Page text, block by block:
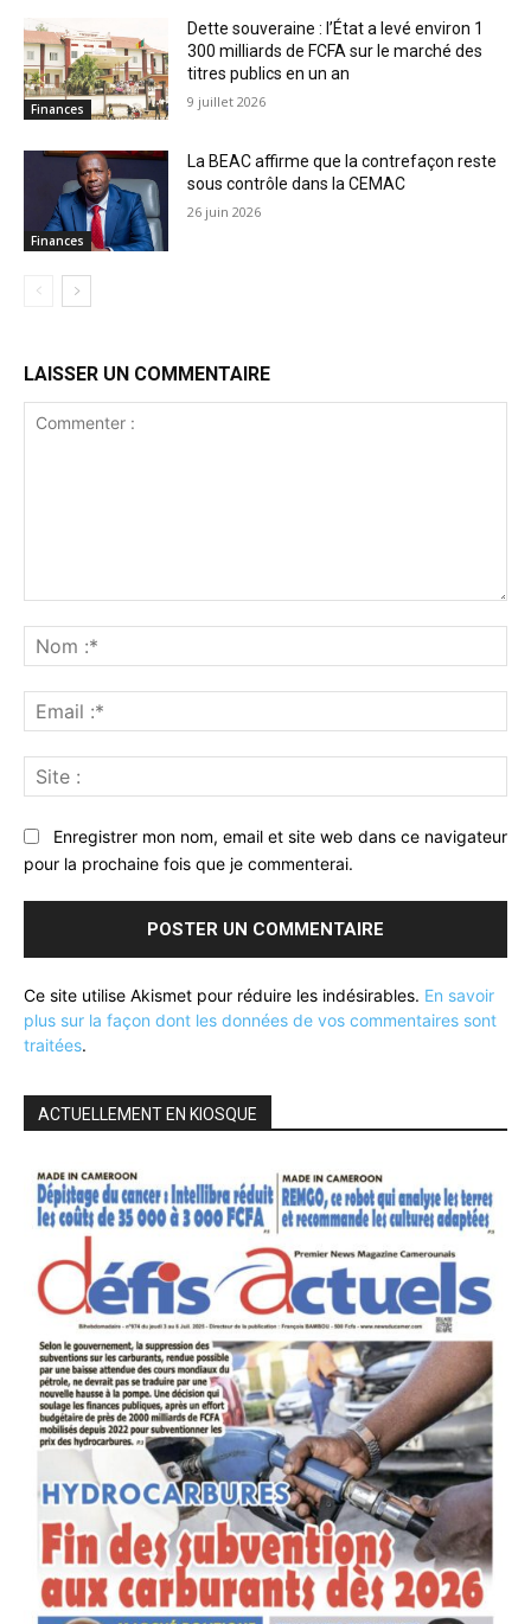
Finances
Dette souveraine : l’État a levé environ 1
300 milliards de FCFA sur le marché des
titres publics en un an
9 juillet 2026
Finances
La BEAC affirme que la contrefaçon reste
sous contrôle dans la CEMAC
26 juin 2026
LAISSER UN COMMENTAIRE
:*
:*
:
Enregistrer mon nom, email et site web dans ce navigateur
pour la prochaine fois que je commenterai.
Ce site utilise Akismet pour réduire les indésirables. En savoir
plus sur la façon dont les données de vos commentaires sont
traitées.
ACTUELLEMENT EN KIOSQUE